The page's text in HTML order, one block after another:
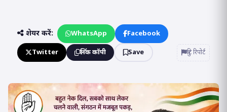
शेयर करें: WhatsApp Facebook
Twitter लिंक कॉपी Save त्रुटि रिपोर्ट